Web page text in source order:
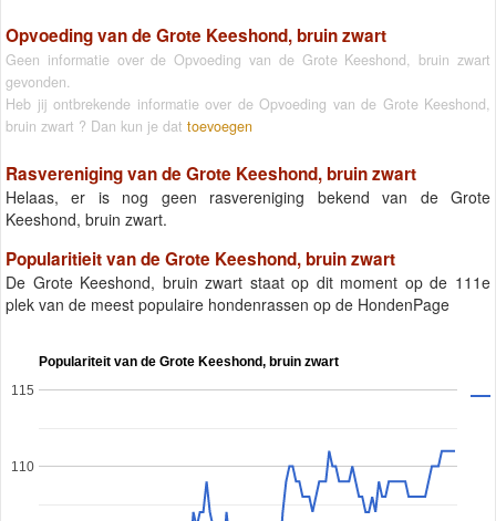
Opvoeding van de Grote Keeshond, bruin zwart
Geen informatie over de Opvoeding van de Grote Keeshond, bruin zwart
gevonden.
Heb jij ontbrekende informatie over de Opvoeding van de Grote Keeshond,
bruin zwart ? Dan kun je dat toevoegen
Rasvereniging van de Grote Keeshond, bruin zwart
Helaas, er is nog geen rasvereniging bekend van de Grote
Keeshond, bruin zwart.
Popularitieit van de Grote Keeshond, bruin zwart
De Grote Keeshond, bruin zwart staat op dit moment op de 111e
plek van de meest populaire hondenrassen op de HondenPage
Populariteit van de Grote Keeshond, bruin zwart
110
115